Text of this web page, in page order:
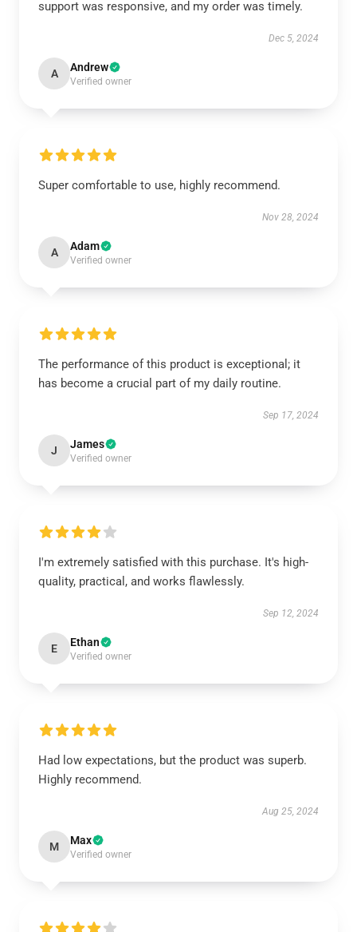
support was responsive, and my order was timely.
Dec 5, 2024
A Andrew
Verified owner
Super comfortable to use, highly recommend.
Nov 28, 2024
A Adam
Verified owner
The performance of this product is exceptional; it
has become a crucial part of my daily routine.
Sep 17, 2024
J James
Verified owner
I'm extremely satisfied with this purchase. It's high-
quality, practical, and works flawlessly.
Sep 12, 2024
E Ethan
Verified owner
Had low expectations, but the product was superb.
Highly recommend.
Aug 25, 2024
M Max
Verified owner